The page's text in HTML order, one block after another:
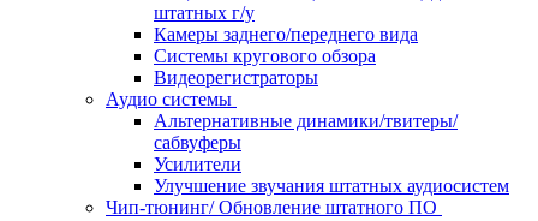
штатных г/у
Камеры заднего/переднего вида
Системы кругового обзора
Видеорегистраторы
Аудио системы
Альтернативные динамики/твитеры/
сабвуферы
Усилители
Улучшение звучания штатных аудиосистем
Чип-тюнинг/ Обновление штатного ПО